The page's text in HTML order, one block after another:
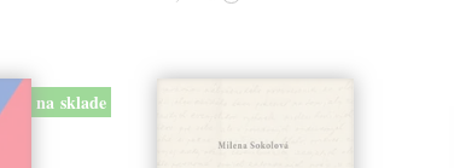
na sklade